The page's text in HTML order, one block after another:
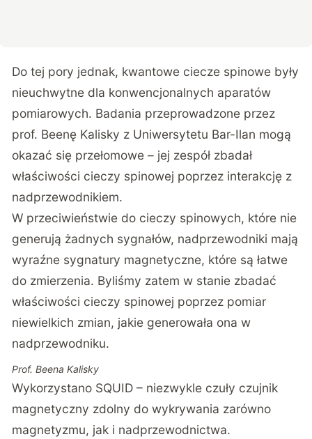
Do tej pory jednak, kwantowe ciecze spinowe były
nieuchwytne dla konwencjonalnych aparatów
pomiarowych. Badania przeprowadzone przez
prof. Beenę Kalisky z Uniwersytetu Bar-Ilan mogą
okazać się przełomowe – jej zespół zbadał
właściwości cieczy spinowej poprzez interakcję z
nadprzewodnikiem.
W przeciwieństwie do cieczy spinowych, które nie
generują żadnych sygnałów, nadprzewodniki mają
wyraźne sygnatury magnetyczne, które są łatwe
do zmierzenia. Byliśmy zatem w stanie zbadać
właściwości cieczy spinowej poprzez pomiar
niewielkich zmian, jakie generowała ona w
nadprzewodniku.
Prof. Beena Kalisky
Wykorzystano SQUID – niezwykle czuły czujnik
magnetyczny zdolny do wykrywania zarówno
magnetyzmu, jak i nadprzewodnictwa.